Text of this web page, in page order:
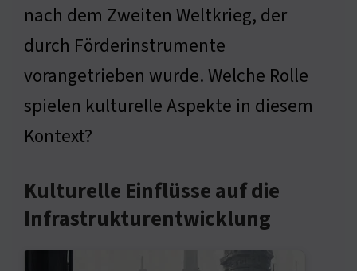
nach dem Zweiten Weltkrieg, der
durch Förderinstrumente
vorangetrieben wurde. Welche Rolle
spielen kulturelle Aspekte in diesem
Kontext?
Kulturelle Einflüsse auf die
Infrastrukturentwicklung